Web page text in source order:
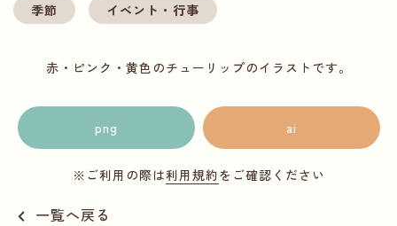
季節 イベント・行事
赤・ピンク・黄色のチューリップのイラストです。
png ai
※ご利用の際は利用規約をご確認ください
一覧へ戻る